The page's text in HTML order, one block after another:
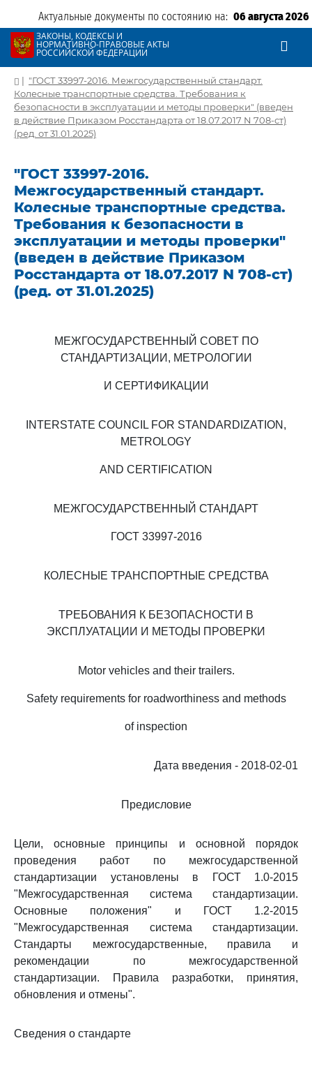
Актуальные документы по состоянию на: 06 августа 2026
ЗАКОНЫ, КОДЕКСЫ И
НОРМАТИВНО-ПРАВОВЫЕ АКТЫ
РОССИЙСКОЙ ФЕДЕРАЦИИ
| "ГОСТ 33997-2016. Межгосударственный стандарт.
Колесные транспортные средства. Требования к
безопасности в эксплуатации и методы проверки" (введен
в действие Приказом Росстандарта от 18.07.2017 N 708-ст)
(ред. от 31.01.2025)
"ГОСТ 33997-2016.
Межгосударственный стандарт.
Колесные транспортные средства.
Требования к безопасности в
эксплуатации и методы проверки"
(введен в действие Приказом
Росстандарта от 18.07.2017 N 708-ст)
(ред. от 31.01.2025)
МЕЖГОСУДАРСТВЕННЫЙ СОВЕТ ПО
СТАНДАРТИЗАЦИИ, МЕТРОЛОГИИ
И СЕРТИФИКАЦИИ
INTERSTATE COUNCIL FOR STANDARDIZATION,
METROLOGY
AND CERTIFICATION
МЕЖГОСУДАРСТВЕННЫЙ СТАНДАРТ
ГОСТ 33997-2016
КОЛЕСНЫЕ ТРАНСПОРТНЫЕ СРЕДСТВА
ТРЕБОВАНИЯ К БЕЗОПАСНОСТИ В
ЭКСПЛУАТАЦИИ И МЕТОДЫ ПРОВЕРКИ
Motor vehicles and their trailers.
Safety requirements for roadworthiness and methods
of inspection
Дата введения - 2018-02-01
Предисловие
Цели, основные принципы и основной порядок
проведения работ по межгосударственной
стандартизации установлены в ГОСТ 1.0-2015
"Межгосударственная система стандартизации.
Основные положения" и ГОСТ 1.2-2015
"Межгосударственная система стандартизации.
Стандарты межгосударственные, правила и
рекомендации по межгосударственной
стандартизации. Правила разработки, принятия,
обновления и отмены".
Сведения о стандарте